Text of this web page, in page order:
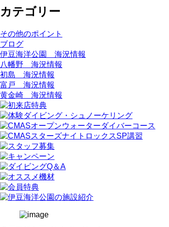
カテゴリー
その他のポイント
ブログ
伊豆海洋公園 海況情報
八幡野 海況情報
初島 海況情報
富戸 海況情報
黄金崎 海況情報